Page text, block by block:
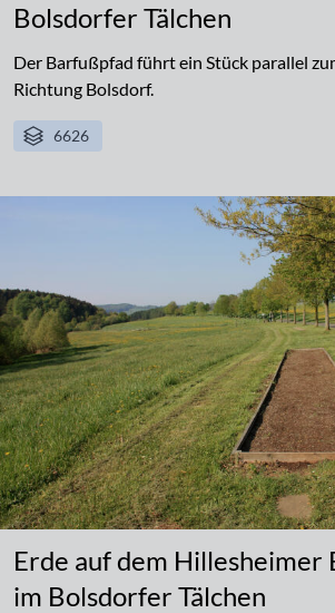
Bolsdorfer Tälchen
Der Barfußpfad führt ein Stück parallel
Richtung Bolsdorf.
6626
Erde auf dem Hillesheimer
im Bolsdorfer Tälchen